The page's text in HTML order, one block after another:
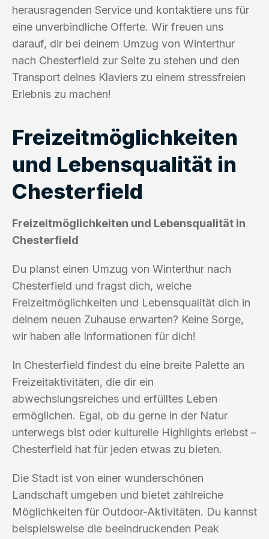
herausragenden Service und kontaktiere uns für
eine unverbindliche Offerte. Wir freuen uns
darauf, dir bei deinem Umzug von Winterthur
nach Chesterfield zur Seite zu stehen und den
Transport deines Klaviers zu einem stressfreien
Erlebnis zu machen!
Freizeitmöglichkeiten
und Lebensqualität in
Chesterfield
Freizeitmöglichkeiten und Lebensqualität in
Chesterfield
Du planst einen Umzug von Winterthur nach
Chesterfield und fragst dich, welche
Freizeitmöglichkeiten und Lebensqualität dich in
deinem neuen Zuhause erwarten? Keine Sorge,
wir haben alle Informationen für dich!
In Chesterfield findest du eine breite Palette an
Freizeitaktivitäten, die dir ein
abwechslungsreiches und erfülltes Leben
ermöglichen. Egal, ob du gerne in der Natur
unterwegs bist oder kulturelle Highlights erlebst –
Chesterfield hat für jeden etwas zu bieten.
Die Stadt ist von einer wunderschönen
Landschaft umgeben und bietet zahlreiche
Möglichkeiten für Outdoor-Aktivitäten. Du kannst
beispielsweise die beeindruckenden Peak